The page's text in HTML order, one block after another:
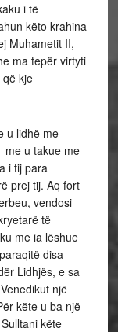
i të
këto krahina
Muhametit II,
ma tepër virtyti
kje
u lidhë me
me u takue me
i tij para
prej tij. Aq fort
vendosi
të
me ia lëshue
disa
Lidhjës, e sa
një
këte u ba një
këte